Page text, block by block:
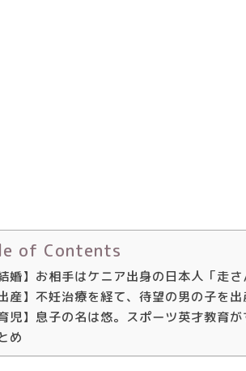
of Contents
結婚】お相手はケニア出身の日本人「走
出産】不妊治療を経て、待望の男の子を出
育児】息子の名は悠。スポーツ英才教育
め